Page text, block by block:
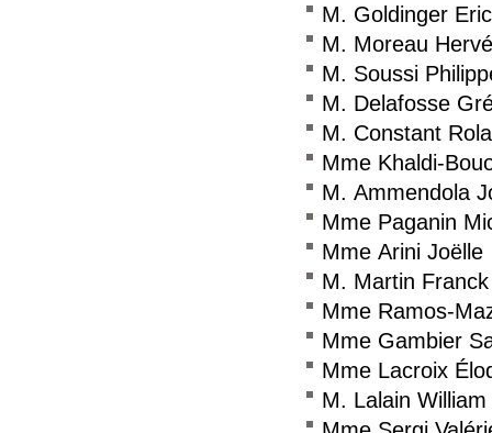
M. Goldinger Eric
M. Moreau Hervé
M. Soussi
M. Delafosse
M. Constant
Mme Khaldi-
M. Ammendola
Mme Paganin
Mme Arini Joëlle
M. Martin Franck
Mme Ramos-
Mme Gambier
Mme Lacroix
M. Lalain William